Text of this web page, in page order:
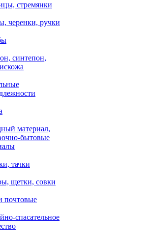
стремянки
черенки, ручки
синтепон,
материал,
бытовые
тачки
щетки, совки
почтовые
спасательное